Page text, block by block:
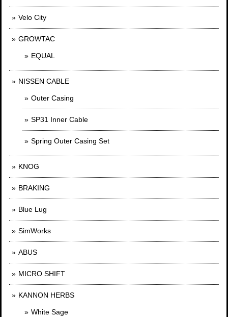
Velo City
GROWTAC
EQUAL
NISSEN CABLE
Outer Casing
SP31 Inner Cable
Spring Outer Casing Set
KNOG
BRAKING
Blue Lug
SimWorks
ABUS
MICRO SHIFT
KANNON HERBS
White Sage